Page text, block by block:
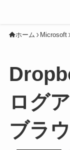
ホーム Microsoft
ログ
ブラ